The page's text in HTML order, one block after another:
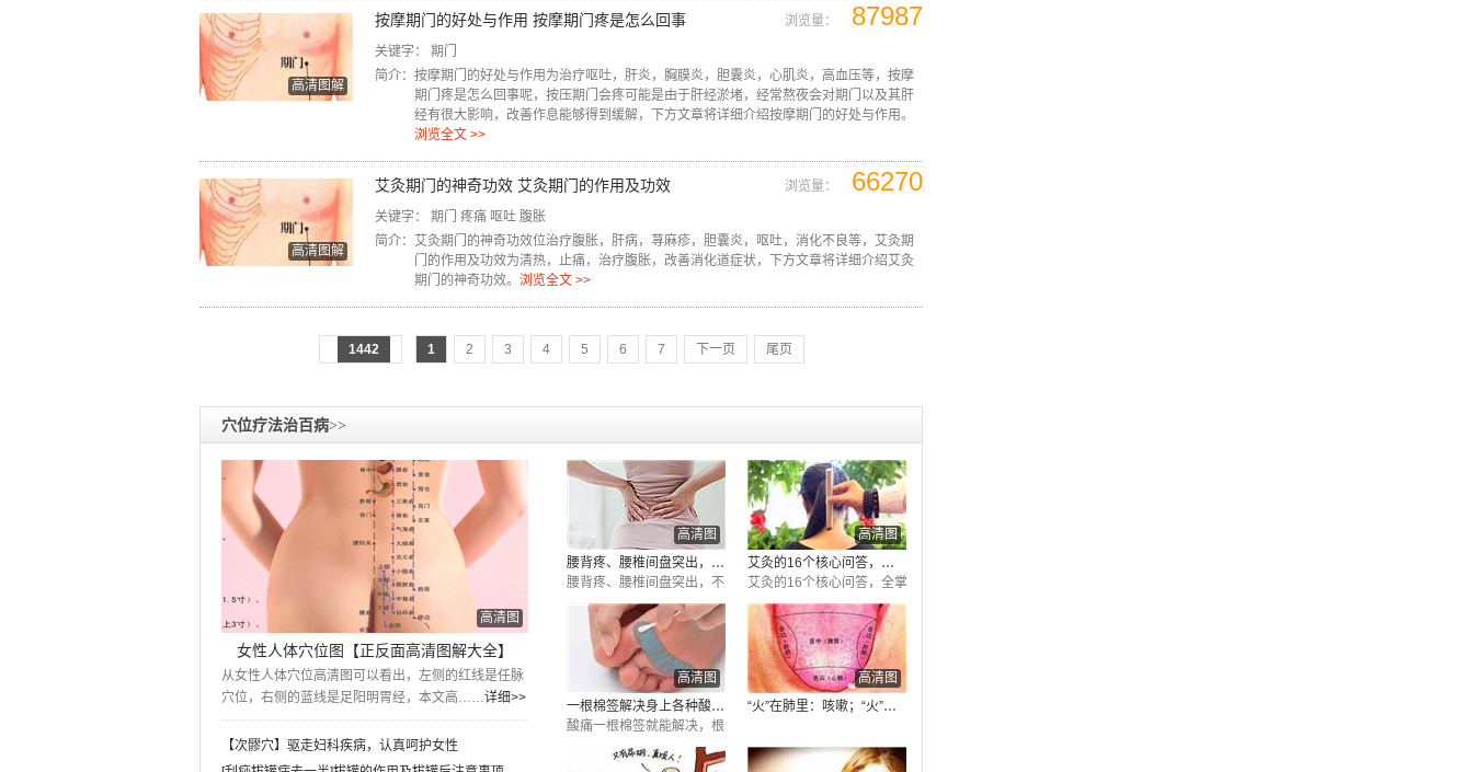
高清图解
按摩期门的好处与作用 按摩期门疼是怎么回事 浏览量： 87987
关键字： 期门
简介： 按摩期门的好处与作用为治疗呕吐，肝炎，胸膜炎，胆囊炎，心肌炎，高血压等，按摩
期门疼是怎么回事呢，按压期门会疼可能是由于肝经淤堵，经常熬夜会对期门以及其肝
经有很大影响，改善作息能够得到缓解，下方文章将详细介绍按摩期门的好处与作用。
浏览全文 >>
高清图解
艾灸期门的神奇功效 艾灸期门的作用及功效 浏览量： 66270
关键字： 期门 疼痛 呕吐 腹胀
简介： 艾灸期门的神奇功效位治疗腹胀，肝病，荨麻疹，胆囊炎，呕吐，消化不良等，艾灸期
门的作用及功效为清热，止痛，治疗腹胀，改善消化道症状，下方文章将详细介绍艾灸
期门的神奇功效。 浏览全文 >>
1442 1 2 3 4 5 6 7 下一页 尾页
穴位疗法治百病>>
高清图
女性人体穴位图【正反面高清图解大全】
从女性人体穴位高清图可以看出，左侧的红线是任脉
穴位，右侧的蓝线是足阳明胃经，本文高……详细>>
【次髎穴】驱走妇科疾病，认真呵护女性
高清图
腰背疼、腰椎间盘突出，不用求人
腰背疼、腰椎间盘突出，不用求人，自己敲打一个穴位就搞定
高清图
艾灸的16个核心问答，全掌握了，你
艾灸的16个核心问答，全掌握了，你就是艾灸高手！
高清图
一根棉签解决身上各种酸痛，只要
酸痛一根棉签就能解决，根本用不着麻烦医生。
高清图
“火”在肺里：咳嗽；“火”在肝里